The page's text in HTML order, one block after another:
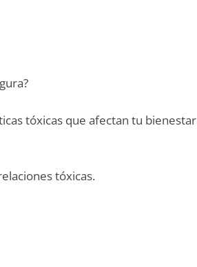
tóxicas que afectan tu bienestar
tóxicas.